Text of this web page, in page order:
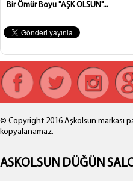
Bir Ömür Boyu "AŞK OLSUN"...
© Copyright 2016 Aşkolsun markası
kopyalanamaz.
ASKOLSUN DÜĞÜN